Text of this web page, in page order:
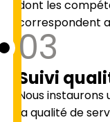
dont les
correspondent
03
Suivi
Nous
la qualité de